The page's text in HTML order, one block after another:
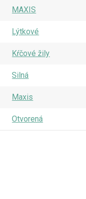
MAXIS
Lýtkové
Kŕčové žily
Silná
Maxis
Otvorená